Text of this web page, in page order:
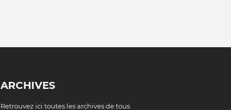
ARCHIVES
Retrouvez ici toutes les archives de tous